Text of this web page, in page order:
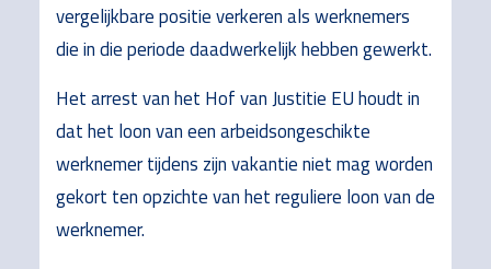
vergelijkbare positie verkeren als werknemers
die in die periode daadwerkelijk hebben gewerkt.
Het arrest van het Hof van Justitie EU houdt in
dat het loon van een arbeidsongeschikte
werknemer tijdens zijn vakantie niet mag worden
gekort ten opzichte van het reguliere loon van de
werknemer.